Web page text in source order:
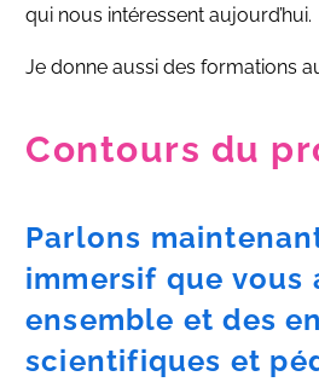
qui nous intéressent aujourd’hui.
Je donne aussi des formations
Contours du
Parlons
immersif que vous
ensemble et des
scientifiques et